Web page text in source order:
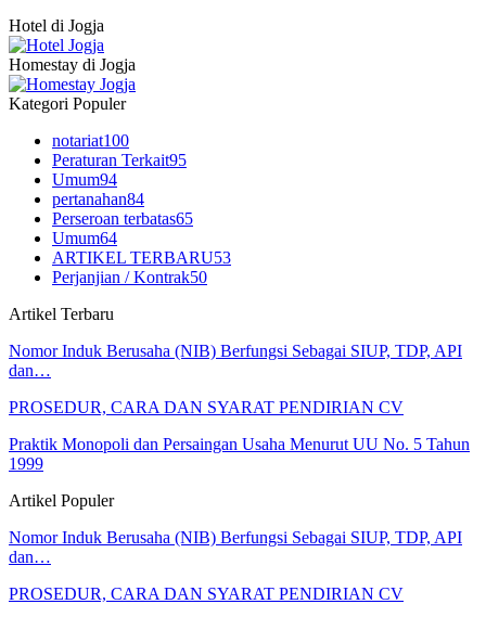
Hotel di Jogja
Homestay di Jogja
Kategori Populer
notariat100
Peraturan Terkait95
Umum94
pertanahan84
Perseroan terbatas65
Umum64
ARTIKEL TERBARU53
Perjanjian / Kontrak50
Artikel Terbaru
Nomor Induk Berusaha (NIB) Berfungsi Sebagai SIUP, TDP, API
dan…
PROSEDUR, CARA DAN SYARAT PENDIRIAN CV
Praktik Monopoli dan Persaingan Usaha Menurut UU No. 5 Tahun
1999
Artikel Populer
Nomor Induk Berusaha (NIB) Berfungsi Sebagai SIUP, TDP, API
dan…
PROSEDUR, CARA DAN SYARAT PENDIRIAN CV